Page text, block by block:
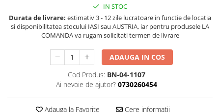
Masini de gaurit radiale
Masini de gaurit si frezat
Masini de frezat universale
Centre de prelucrare verticale CNC
Masini de frezat cu batiu
Masini de frezat multifunctionale
Masini de frezat universale SERVO
IN STOC
Durata de livrare: estimativ 3 - 12 zile lucratoare in functie de locatia
si disponibilitatea stocului IASI sau AUSTRIA, iar pentru produsele LA
COMANDA va rugam solicitati termen de livrare
ADAUGA IN COS
Cod Produs: BN-04-1107
Ai nevoie de ajutor? 0730260454
Adauga la Favorite Cere informatii